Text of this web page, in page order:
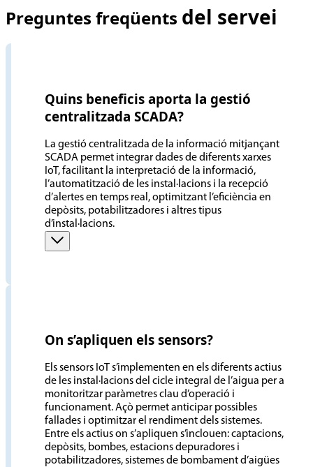
Preguntes freqüents del servei
Quins beneficis aporta la gestió
centralitzada SCADA?
La gestió centralitzada de la informació mitjançant
SCADA permet integrar dades de diferents xarxes
IoT, facilitant la interpretació de la informació,
l’automatització de les instal·lacions i la recepció
d’alertes en temps real, optimitzant l’eficiència en
depòsits, potabilitzadores i altres tipus
d’instal·lacions.
On s’apliquen els sensors?
Els sensors IoT s’implementen en els diferents actius
de les instal·lacions del cicle integral de l’aigua per a
monitoritzar paràmetres clau d’operació i
funcionament. Açò permet anticipar possibles
fallades i optimitzar el rendiment dels sistemes.
Entre els actius on s’apliquen s’inclouen: captacions,
depòsits, bombes, estacions depuradores i
potabilitzadores, sistemes de bombament d’aigües